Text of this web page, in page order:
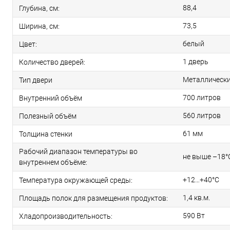
Глубина, см: 88,4
Ширина, см: 73,5
Цвет: белый
Количество дверей: 1 дверь
Тип двери
Внутренний объём 700 литров
Полезный объём 560 литров
Толщина стенки 61 мм
Рабочий диапазон температуры во
внутреннем объёме:
не выше
Температура окружающей среды: +12…+40°С
Площадь полок для размещения продуктов: 1,4 кв.м.
Хладопроизводительность: 590 Вт